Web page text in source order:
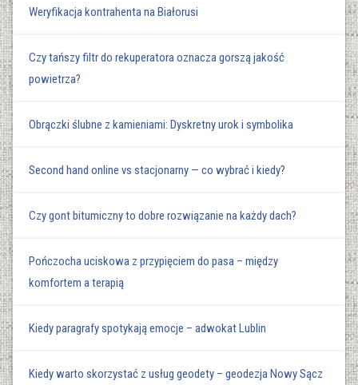
Weryfikacja kontrahenta na Białorusi
Czy tańszy filtr do rekuperatora oznacza gorszą jakość
powietrza?
Obrączki ślubne z kamieniami: Dyskretny urok i symbolika
Second hand online vs stacjonarny — co wybrać i kiedy?
Czy gont bitumiczny to dobre rozwiązanie na każdy dach?
Pończocha uciskowa z przypięciem do pasa – między
komfortem a terapią
Kiedy paragrafy spotykają emocje – adwokat Lublin
Kiedy warto skorzystać z usług geodety – geodezja Nowy Sącz